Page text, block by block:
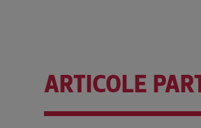
ARTICOLE